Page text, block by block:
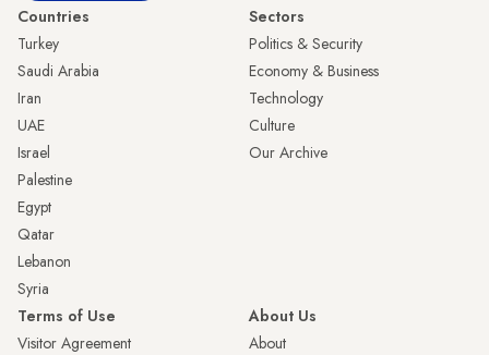
Countries
Turkey
Saudi Arabia
Iran
UAE
Israel
Palestine
Egypt
Qatar
Lebanon
Syria
Sectors
Politics & Security
Economy & Business
Technology
Culture
Our Archive
Terms of Use
Visitor Agreement
About Us
About